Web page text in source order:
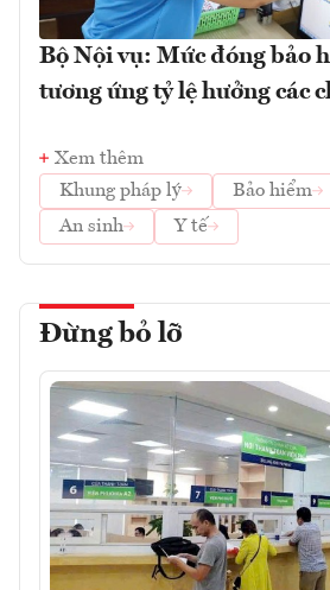
Bộ Nội vụ: Mức đóng bảo
tương ứng tỷ lệ hưởng các
Xem thêm
Khung pháp lý
Bảo hiểm
An sinh
Y tế
Đừng bỏ lỡ